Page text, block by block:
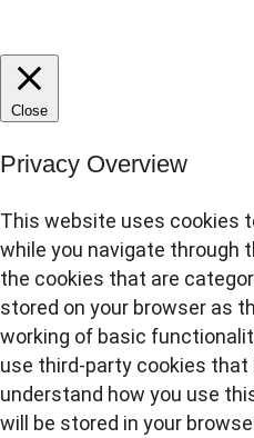
Close
Privacy Overview
This website uses cookies
while you navigate through
the cookies that are
stored on your browser as
working of basic
use third-party cookies that
understand how you use
will be stored in your